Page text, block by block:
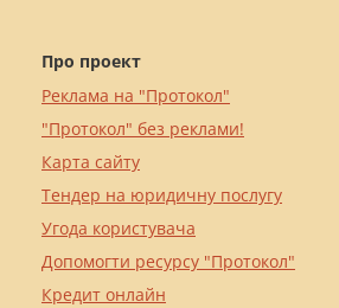
Про проект
Реклама на "Протокол"
"Протокол" без реклами!
Карта сайту
Тендер на юридичну послугу
Угода користувача
Допомогти ресурсу "Протокол"
Кредит онлайн